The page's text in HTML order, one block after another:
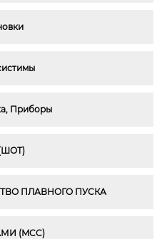
Приборы
ПЛАВНОГО ПУСКА
(MCC)